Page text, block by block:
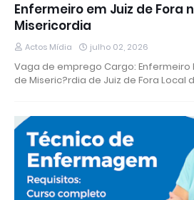
Enfermeiro em Juiz de Fora
Misericordia
Actos Mídia julho 02, 2026
Vaga de emprego Cargo: Enfermeiro
de Miseric?rdia de Juiz de Fora Local